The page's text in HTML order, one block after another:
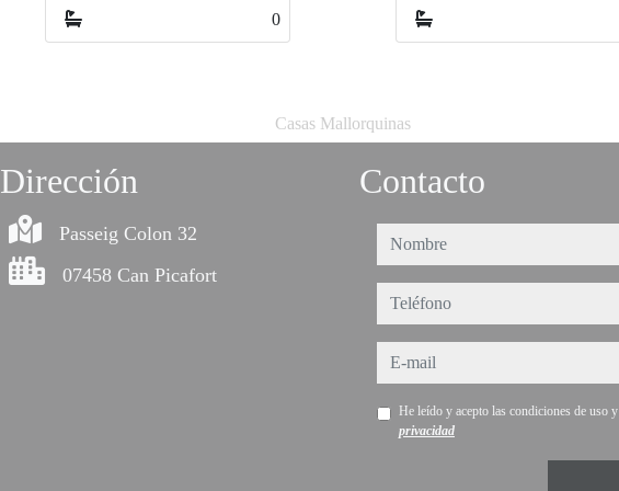
0
Casas Mallorquinas
Dirección
Passeig Colon 32
07458 Can Picafort
Contacto
nombre
teléfono
e-mail
He leído y acepto las condiciones de uso y
privacidad